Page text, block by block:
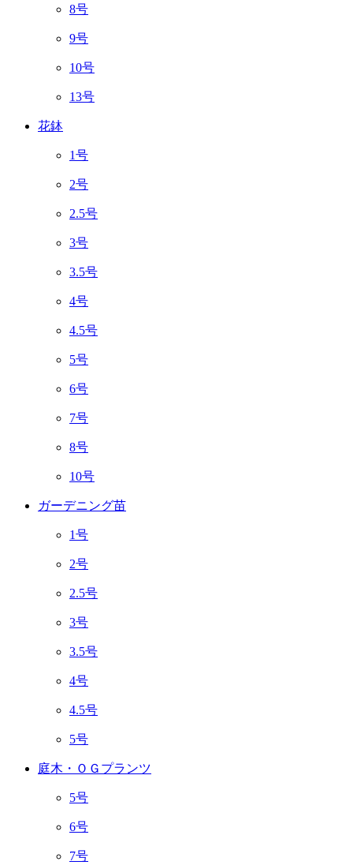
8号
9号
10号
13号
花鉢
1号
2号
2.5号
3号
3.5号
4号
4.5号
5号
6号
7号
8号
10号
ガーデニング苗
1号
2号
2.5号
3号
3.5号
4号
4.5号
5号
庭木・ＯＧプランツ
5号
6号
7号